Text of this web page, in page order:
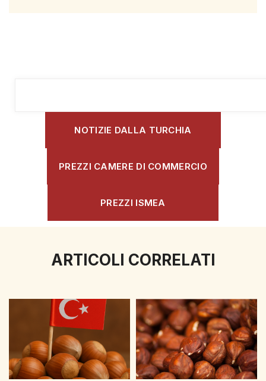
NOTIZIE DALLA TURCHIA
PREZZI CAMERE DI COMMERCIO
PREZZI ISMEA
ARTICOLI CORRELATI